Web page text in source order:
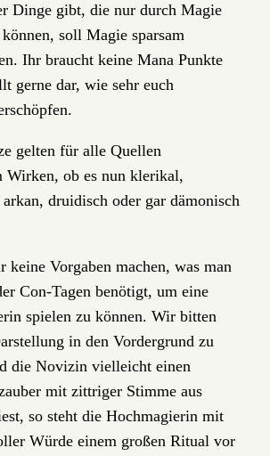
Dinge gibt, die nur durch Magie
soll Magie sparsam
Ihr braucht keine Mana Punkte
gerne dar, wie sehr euch
gelten für alle Quellen
Wirken, ob es nun klerikal,
druidisch oder gar dämonisch
Vorgaben machen, was man
Con-Tagen benötigt, um eine
spielen zu können. Wir bitten
in den Vordergrund zu
die Novizin vielleicht einen
mit zittriger Stimme aus
so steht die Hochmagierin mit
Würde einem großen Ritual vor